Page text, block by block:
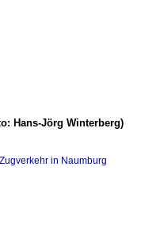
Hans-Jörg Winterberg)
in Naumburg